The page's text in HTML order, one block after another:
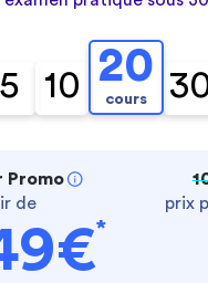
5 10 20
cours
Promo
de
*
prix